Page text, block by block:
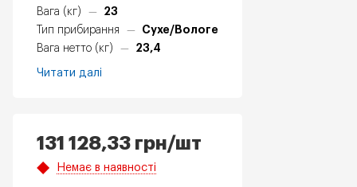
Вага (кг)
—
23
Тип прибирання
—
Сухе/Вологе
Вага нетто (кг)
— 23,4
Читати далі
131 128,33 грн/шт
Немає в наявності